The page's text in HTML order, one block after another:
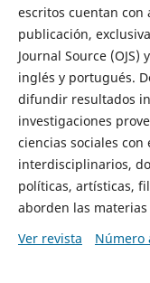
escritos cuentan con
publicación,
Journal Source
inglés y portugués.
difundir resultados
investigaciones
ciencias sociales
interdisciplinarios,
políticas, artísticas,
aborden las
Ver revista
Número